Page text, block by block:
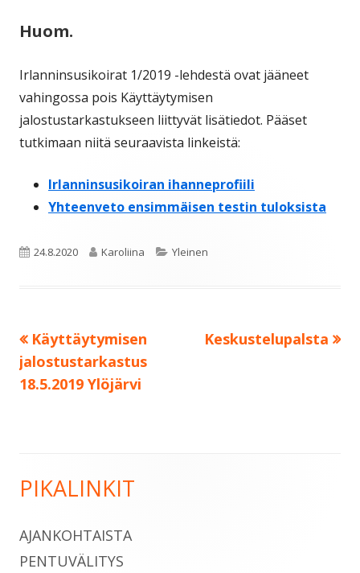
Huom.
Irlanninsusikoirat 1/2019 -lehdestä ovat jääneet
vahingossa pois Käyttäytymisen
jalostustarkastukseen liittyvät lisätiedot. Pääset
tutkimaan niitä seuraavista linkeistä:
Irlanninsusikoiran ihanneprofiili
Yhteenveto ensimmäisen testin tuloksista
Julkaistu
24.8.2020 Kirjoittaja
Karoliina Kategoriat
Yleinen
Artikkelien
selaus
Edellinen:
Käyttäytymisen
jalostustarkastus
18.5.2019 Ylöjärvi
Seuraava:
Keskustelupalsta
Sivupalkki
PIKALINKIT
AJANKOHTAISTA
PENTUVÄLITYS